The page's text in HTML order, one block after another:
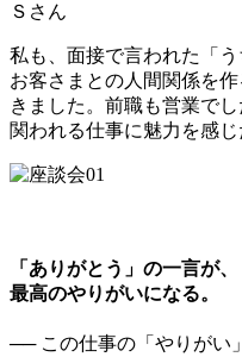
Ｓさん
私も、面接で言われた「
お客さまとの人間関係を
きました。前職も営業で
関われる仕事に魅力を感じ
「ありがとう」の一言が、
最高のやりがいになる。
── この仕事の「やりがい